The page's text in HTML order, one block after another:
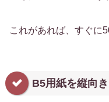
これがあれば、すぐに
B5用紙を縦向